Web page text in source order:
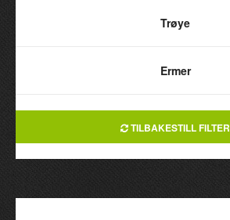
Trøye
Ermer
TILBAKESTILL FILTER